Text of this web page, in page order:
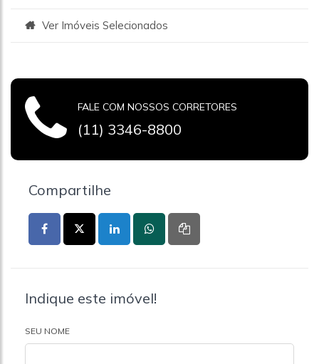
Ver Imóveis Selecionados
FALE COM NOSSOS CORRETORES
(11) 3346-8800
Compartilhe
Indique este imóvel!
SEU NOME